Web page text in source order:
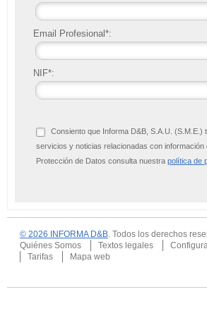
Email Profesional*:
NIF*:
Consiento que Informa D&B, S.A.U.
servicios y noticias relacionadas con
Protección de Datos consulta nuestra política de
© 2026 INFORMA D&B. Todos los derechos
Quiénes Somos
Textos legales
Tarifas
Mapa web